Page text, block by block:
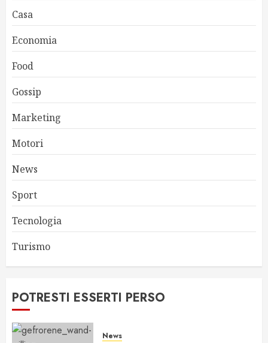
Casa
Economia
Food
Gossip
Marketing
Motori
News
Sport
Tecnologia
Turismo
POTRESTI ESSERTI PERSO
News